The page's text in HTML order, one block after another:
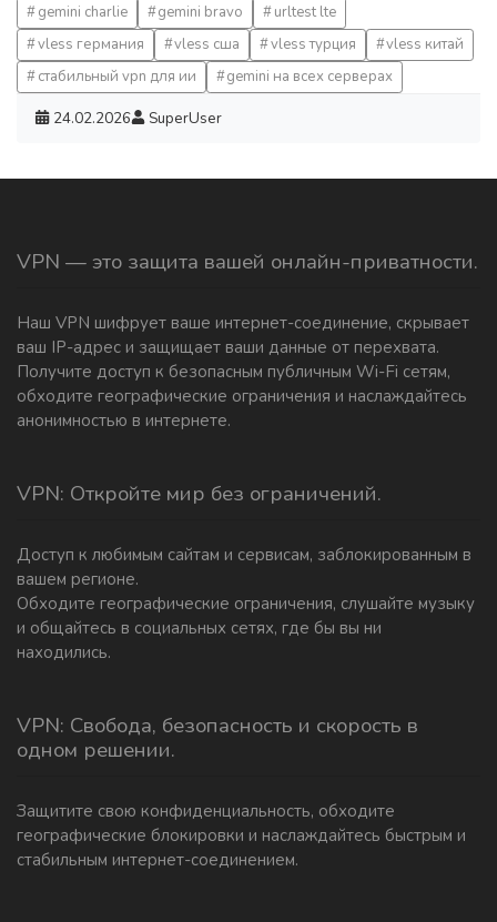
gemini charlie
gemini bravo
urltest lte
vless германия
vless сша vless турция
vless китай
стабильный vpn для ии
gemini на всех серверах
24.02.2026 SuperUser
VPN — это защита вашей онлайн-приватности.
Наш VPN шифрует ваше интернет-соединение, скрывает
ваш IP-адрес и защищает ваши данные от перехвата.
Получите доступ к безопасным публичным Wi-Fi сетям,
обходите географические ограничения и наслаждайтесь
анонимностью в интернете.
VPN: Откройте мир без ограничений.
Доступ к любимым сайтам и сервисам, заблокированным в
вашем регионе.
Обходите географические ограничения, слушайте музыку
и общайтесь в социальных сетях, где бы вы ни
находились.
VPN: Свобода, безопасность и скорость в
одном решении.
Защитите свою конфиденциальность, обходите
географические блокировки и наслаждайтесь быстрым и
стабильным интернет-соединением.